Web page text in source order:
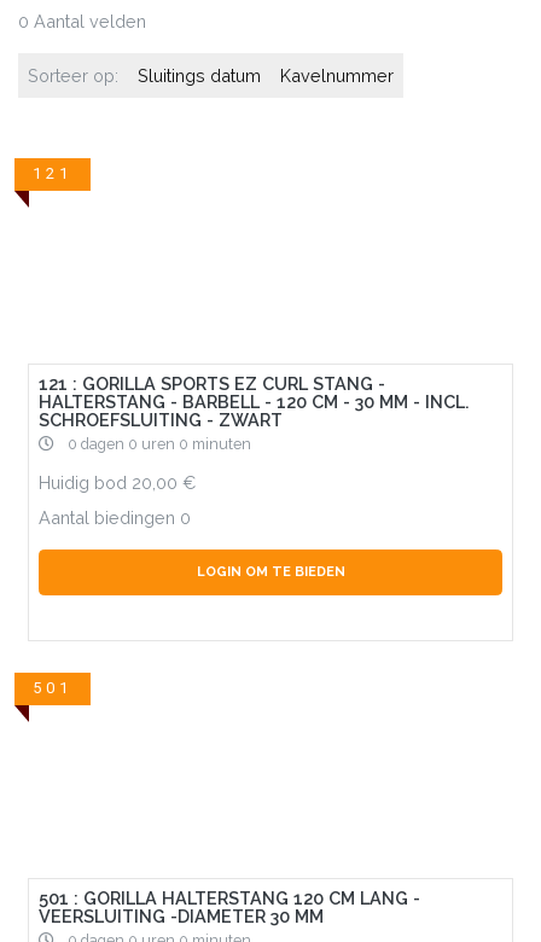
0 Aantal velden
Sorteer op: Sluitings datum Kavelnummer
121
121 : GORILLA SPORTS EZ CURL STANG -
HALTERSTANG - BARBELL - 120 CM - 30 MM - INCL.
SCHROEFSLUITING - ZWART
0 dagen 0 uren 0 minuten
Huidig bod 20,00
Aantal biedingen 0
LOGIN OM TE BIEDEN
501
501 : GORILLA HALTERSTANG 120 CM LANG -
VEERSLUITING -DIAMETER 30 MM